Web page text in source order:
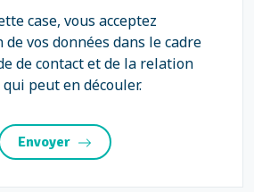
case, vous acceptez
vos données dans le cadre
de contact et de la relation
peut en découler.
Envoyer